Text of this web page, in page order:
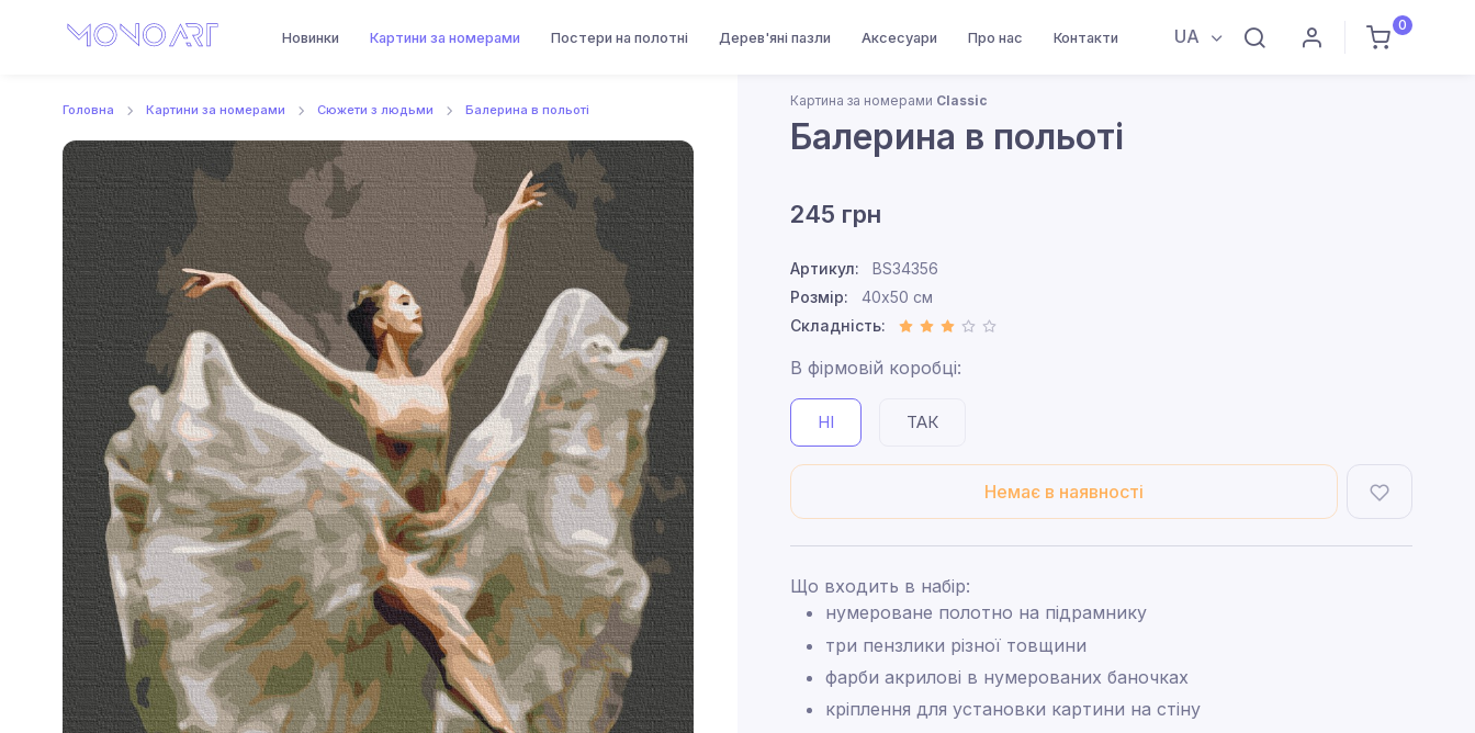
UA
0
Новинки Картини за номерами Постери на полотні Дерев'яні пазли Аксесуари Про нас Контакти
Головна Картини за номерами Сюжети з людьми Балерина в польоті
Картина за номерами Classic
Балерина в польоті
245 грн
Артикул:
BS34356
Розмір:
40x50 см
Складність:
В фірмовій коробці:
НІ ТАК
Немає в наявності
Що входить в набір:
нумероване полотно на підрамнику
три пензлики різної товщини
фарби акрилові в нумерованих баночках
кріплення для установки картини на стіну